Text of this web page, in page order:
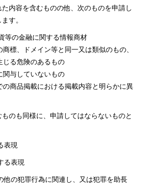
内容を含むものの他、次のものを申請し
す。
等の⾦融に関する情報商材
標、ドメイン等と同⼀⼜は類似のもの、
じる危険のあるもの
関与していないもの
の商品掲載における掲載内容と明らかに異
のも同様に、申請してはならないものと
表現
る表現
他の犯罪⾏為に関連し、⼜は犯罪を助⻑